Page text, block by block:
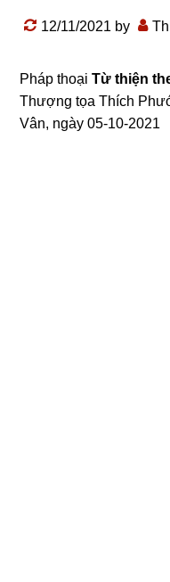
12/11/2021 by
Pháp thoạiTừ thiện
Thượng tọa Thích
Vân, ngày 05-10-2021